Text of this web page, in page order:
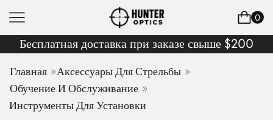
0
Бесплатная доставка при заказе свыше $200
Главная »Аксессуары Для Стрельбы »
Обучение И Обслуживание »
Инструменты Для Установки